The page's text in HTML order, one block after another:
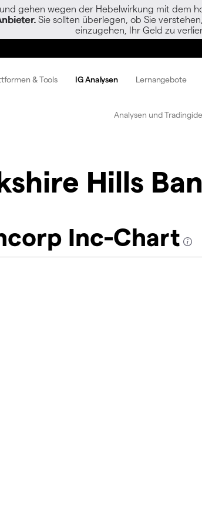
gehen wegen der Hebelwirkung mit dem
Sie sollten überlegen, ob Sie
einzugehen, Ihr Geld zu
& Tools IG Analysen Lernangebote
Analysen und
Hills
Inc-Chart